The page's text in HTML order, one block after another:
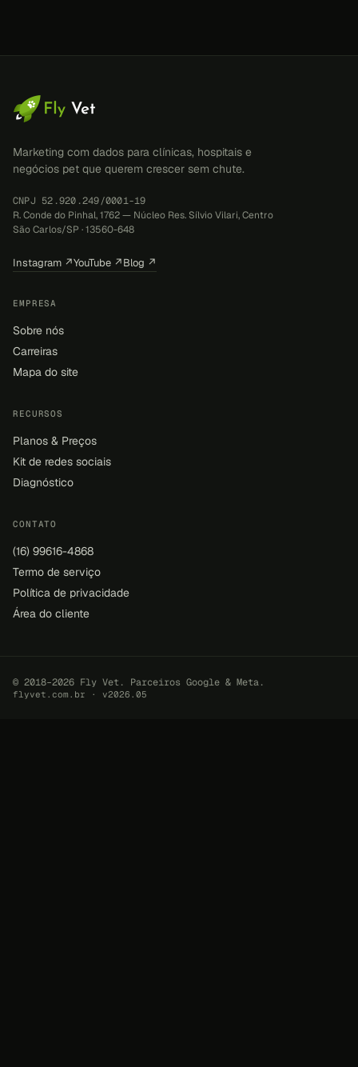
Marketing com dados para clínicas, hospitais e
negócios pet que querem crescer sem chute.
CNPJ 52.920.249/0001-19
R. Conde do Pinhal, 1762 — Núcleo Res. Sílvio Vilari, Centro
São Carlos/SP · 13560-648
Instagram ↗YouTube ↗Blog ↗
EMPRESA
Sobre nós
Carreiras
Mapa do site
RECURSOS
Planos & Preços
Kit de redes sociais
Diagnóstico
CONTATO
(16) 99616-4868
Termo de serviço
Política de privacidade
Área do cliente
© 2018–2026 Fly Vet. Parceiros Google & Meta.
flyvet.com.br · v2026.05